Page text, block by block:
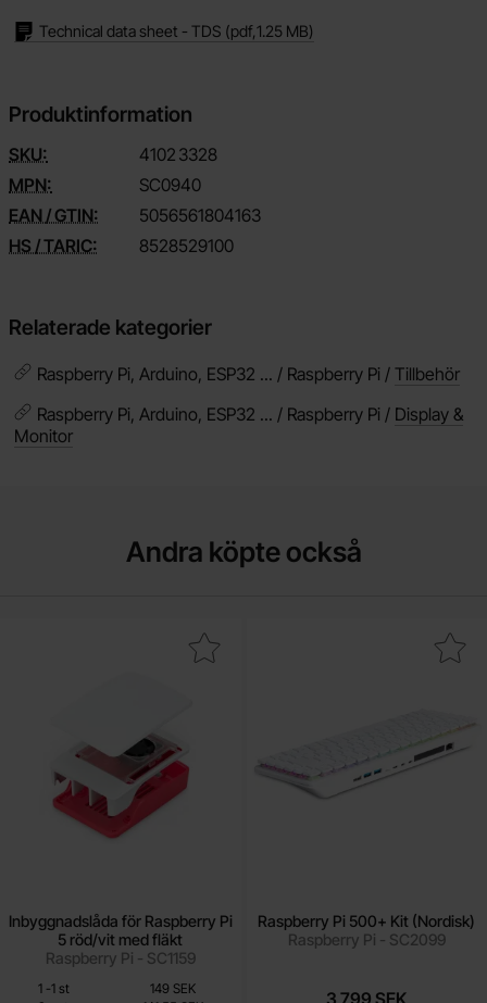
Technical data sheet - TDS (pdf,1.25 MB)
Produktinformation
SKU: 4102 3328
MPN:
SC0940
EAN / GTIN:
5056561804163
HS / TARIC:
8528529100
Relaterade kategorier
Raspberry Pi, Arduino, ESP32 ... / Raspberry Pi / Tillbehör
Raspberry Pi, Arduino, ESP32 ... / Raspberry Pi / Display &
Monitor
Andra köpte också
Inbyggnadslåda för Raspberry Pi
5 röd/vit med fläkt
Raspberry Pi - SC1159
för Raspberry Pi 5 röd/vit med fläkt som favorit
Mängdrabatt
AntalPris /st
1 -till
1 st
149 SEK
Raspberry Pi 500+ Kit (Nordisk)
Raspberry Pi - SC2099
Makera raspberry Pi 500+